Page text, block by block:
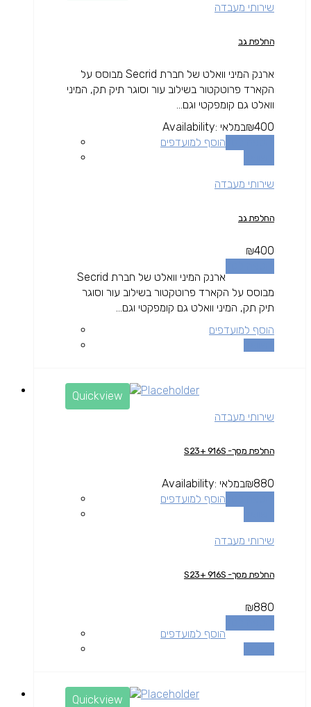
שירותי מעבדה
החלפת גב
ארנק המיני וואלט של חברת Secrid מבוסס על
הקארד פרוטקטור בשילוב עור וסוגר תיק תק, המיני
וואלט גם קומפקטי וגם...
₪400
Availability: במלאי
הוסף למועדפים
שירותי מעבדה
החלפת גב
₪400
ארנק המיני וואלט של חברת Secrid
מבוסס על הקארד פרוטקטור בשילוב עור וסוגר
תיק תק, המיני וואלט גם קומפקטי וגם...
הוסף למועדפים
Quickview
שירותי מעבדה
החלפת מסך- S23+ 916S
₪880
Availability: במלאי
הוסף למועדפים
שירותי מעבדה
החלפת מסך- S23+ 916S
₪880
הוסף למועדפים
Quickview